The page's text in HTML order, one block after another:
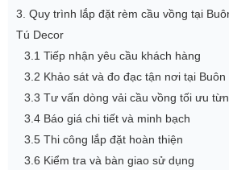
3. Quy trình lắp đặt rèm cầu vồng tại
Tú Decor
3.1 Tiếp nhận yêu cầu khách hàng
3.2 Khảo sát và đo đạc tận nơi tại
3.3 Tư vấn dòng vải cầu vồng tối ưu
3.4 Báo giá chi tiết và minh bạch
3.5 Thi công lắp đặt hoàn thiện
3.6 Kiểm tra và bàn giao sử dụng